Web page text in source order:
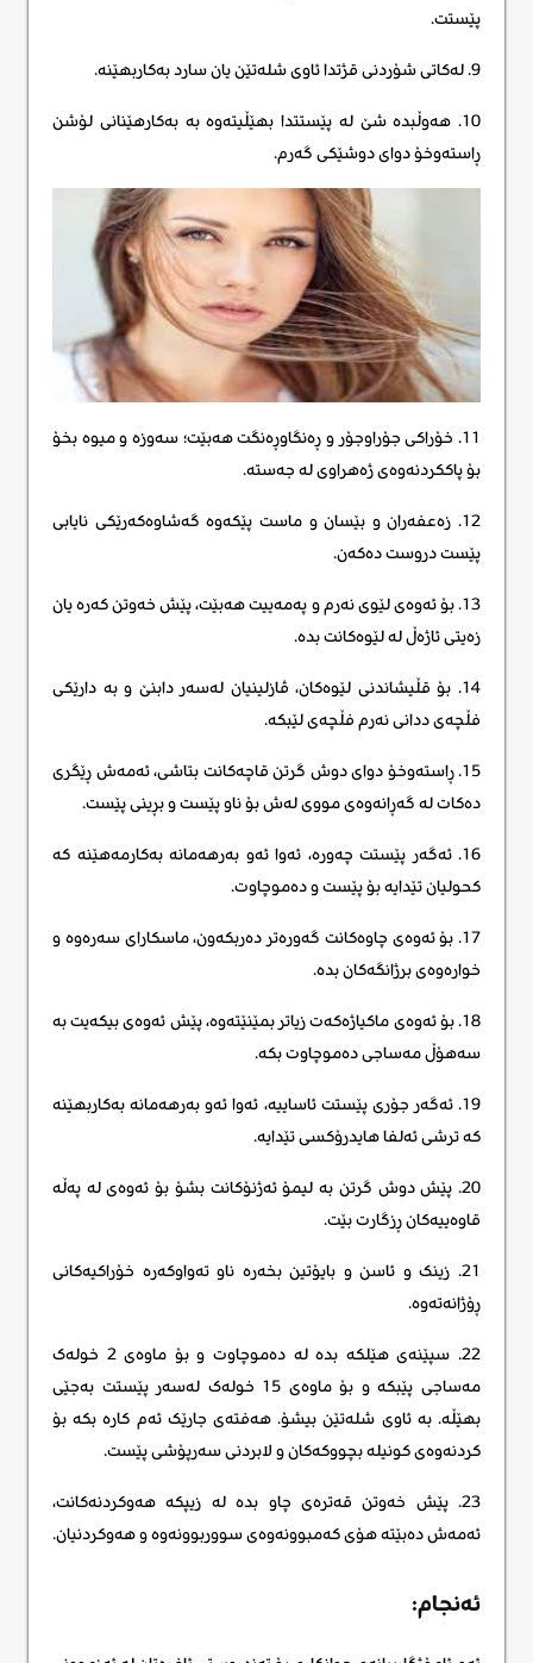
پێستت.
9. لەکاتی شۆردنی قژتدا ئاوی شلەتێن یان سارد بەکاربهێنە.
10. هەوڵبدە شێ لە پێستتدا بهێڵیتەوە بە بەکارهێنانی لۆشن
ڕاستەوخۆ دوای دوشێکی گەرم.
11. خۆراکی جۆراوجۆر و ڕەنگاوڕەنگت هەبێت؛ سەوزە و میوە بخۆ
بۆ پاککردنەوەی ژەهراوی لە جەستە.
12. زەعفەران و بێسان و ماست پێکەوە گەشاوەکەرێکی نایابی
پێست دروست دەکەن.
13. بۆ ئەوەی لێوی نەرم و پەمەییت هەبێت، پێش خەوتن کەرە یان
زەیتی ئاژەڵ لە لێوەکانت بدە.
14. بۆ قڵیشاندنی لێوەکان، ڤازلینیان لەسەر دابنێ و بە دارێکی
فڵچەی ددانی نەرم فڵچەی لێبکە.
15. ڕاستەوخۆ دوای دوش گرتن قاچەکانت بتاشی، ئەمەش ڕێگری
دەکات لە گەڕانەوەی مووی لەش بۆ ناو پێست و بڕینی پێست.
16. ئەگەر پێستت چەورە، ئەوا ئەو بەرهەمانە بەکارمەهێنە کە
کحولیان تێدایە بۆ پێست و دەموچاوت.
17. بۆ ئەوەی چاوەکانت گەورەتر دەربکەون، ماسکارای سەرەوە و
خوارەوەی برژانگەکان بدە.
18. بۆ ئەوەی ماکیاژەکەت زیاتر بمێنێتەوە، پێش ئەوەی بیکەیت بە
سەهۆڵ مەساجی دەموچاوت بکە.
19. ئەگەر جۆری پێستت ئاساییە، ئەوا ئەو بەرهەمانە بەکاربهێنە
کە ترشی ئەلفا هایدرۆکسی تێدایە.
20. پێش دوش گرتن به لیمۆ ئەژنۆکانت بشۆ بۆ ئەوەی لە پەڵە
قاوەییەکان ڕزگارت بێت.
21. زینک و ئاسن و بایۆتین بخەرە ناو تەواوکەرە خۆراکیەکانی
ڕۆژانەتەوە.
22. سپێنەی هێلکە بدە لە دەموچاوت و بۆ ماوەی 2 خولەک
مەساجی پێبکە و بۆ ماوەی 15 خولەک لەسەر پێستت بەجێی
بهێڵە. بە ئاوی شلەتێن بیشۆ. هەفتەی جارێک ئەم کارە بکە بۆ
کردنەوەی کونیلە بچووکەکان و لابردنی سەرپۆشی پێست.
23. پێش خەوتن قەترەی چاو بدە لە زیپکە هەوکردنەکانت،
ئەمەش دەبێتە هۆی کەمبوونەوەی سووربوونەوە و هەوکردنیان.
ئەنجام: